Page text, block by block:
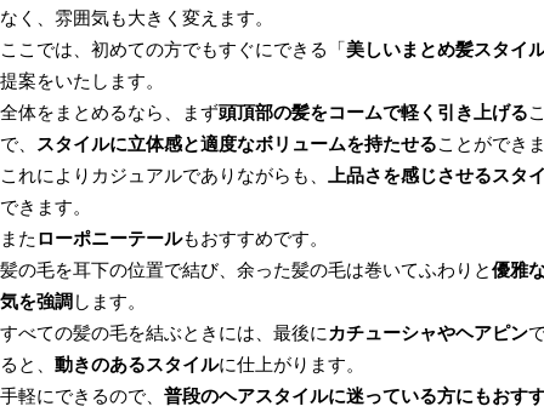
なく、雰囲気も大きく変えます。
ここでは、初めての方でもすぐにできる「美しいまとめ髪スタイ
提案をいたします。
全体をまとめるなら、まず頭頂部の髪をコームで軽く引き上げる
で、 スタイルに立体感と適度なボリュームを持たせることができ
これによりカジュアルでありながらも、 上品さを感じさせるスタ
できます。
また ローポニーテールもおすすめです。
髪の毛を耳下の位置で結び、余った髪の毛は巻いてふわりと優雅
気を強調 します。
すべての髪の毛を結ぶときには、最後にカチューシャやヘアピン
ると、 動きのあるスタイルに仕上がります。
手軽にできるので、 普段のヘアスタイルに迷っている方にもおす